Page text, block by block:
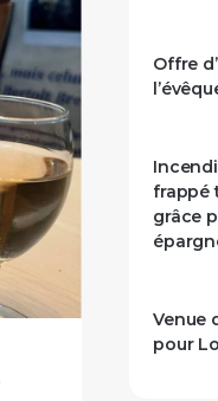
Offre
frappé
grâce
Venue
pour